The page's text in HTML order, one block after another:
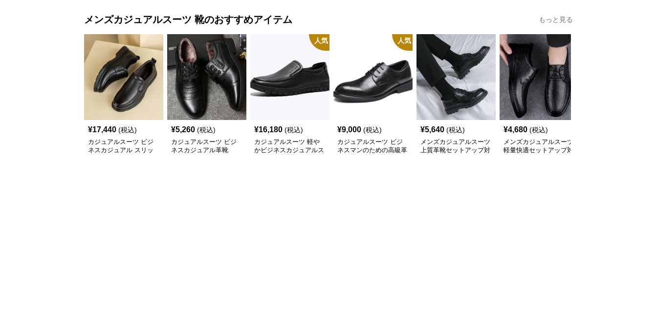
メンズカジュアルスーツ 靴のおすすめアイテム もっと見る
¥17,440 (税込)
カジュアルスーツ ビジ
ネスカジュアル スリッ
¥5,260 (税込)
カジュアルスーツ ビジ
ネスカジュアル革靴
人気
¥16,180 (税込)
カジュアルスーツ 軽や
かビジネスカジュアルス
人気
¥9,000 (税込)
カジュアルスーツ ビジ
ネスマンのための高級革
¥5,640 (税込)
メンズカジュアルスーツ
上質革靴セットアップ対
¥4,680 (税込)
メンズカジュアルスーツ
軽量快適セットアップ対